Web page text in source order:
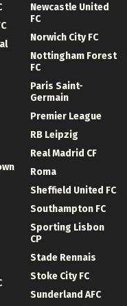
Newcastle United
FC
Norwich City FC
Nottingham Forest
FC
Paris Saint-
Germain
Premier League
RB Leipzig
Real Madrid CF
Roma
Sheffield United FC
Southampton FC
Sporting Lisbon
CP
Stade Rennais
Stoke City FC
Sunderland AFC